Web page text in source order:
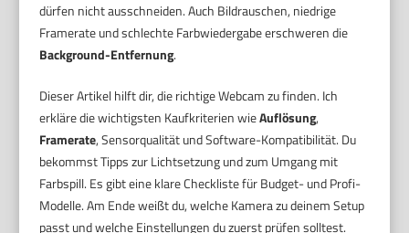
dürfen nicht ausschneiden. Auch Bildrauschen, niedrige
Framerate und schlechte Farbwiedergabe erschweren die
Background-Entfernung.
Dieser Artikel hilft dir, die richtige Webcam zu finden. Ich
erkläre die wichtigsten Kaufkriterien wieAuflösung,
Framerate, Sensorqualität und Software-Kompatibilität. Du
bekommst Tipps zur Lichtsetzung und zum Umgang mit
Farbspill. Es gibt eine klare Checkliste für Budget- und Profi-
Modelle. Am Ende weißt du, welche Kamera zu deinem Setup
passt und welche Einstellungen du zuerst prüfen solltest.